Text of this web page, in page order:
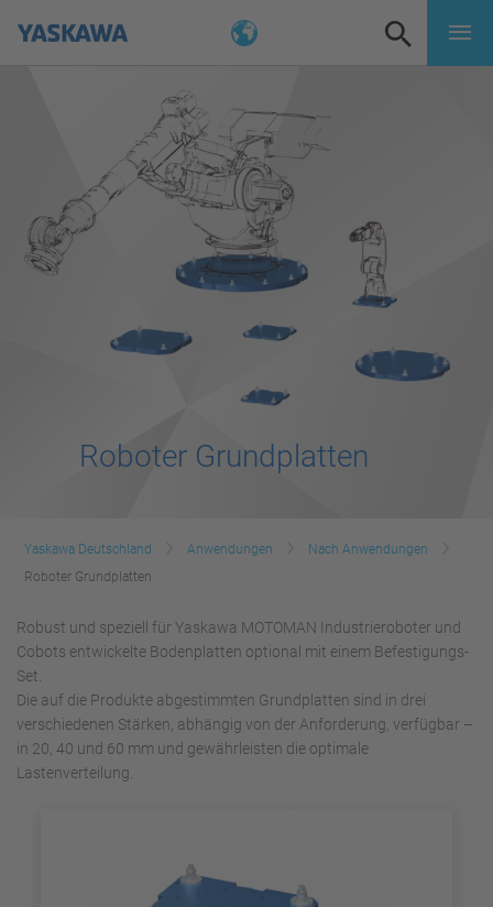
Roboter Grundplatten
Yaskawa Deutschland Anwendungen
Nach Anwendungen
Roboter Grundplatten
Robust und speziell für Yaskawa MOTOMAN Industrieroboter und
Cobots entwickelte Bodenplatten optional mit einem Befestigungs-
Set.
Die auf die Produkte abgestimmten Grundplatten sind in drei
verschiedenen Stärken, abhängig von der Anforderung, verfügbar –
in 20, 40 und 60 mm und gewährleisten die optimale
Lastenverteilung.